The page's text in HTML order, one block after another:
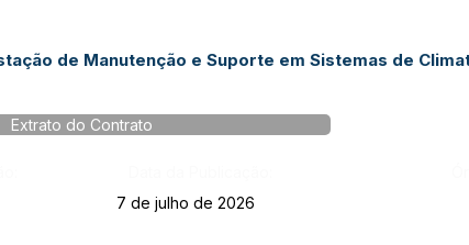
de Manutenção e Suporte em Sistemas de
Extrato do Contrato
7 de julho de 2026